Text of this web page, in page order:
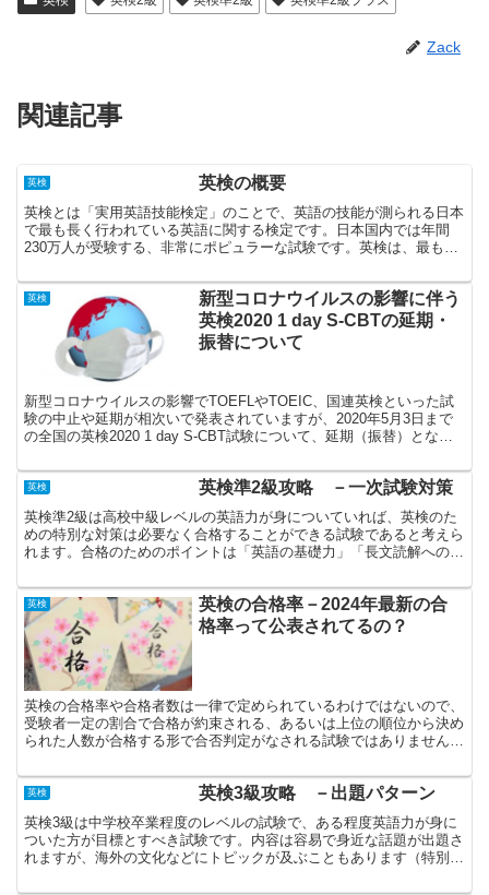
Zack
関連記事
英検 英検の概要
英検とは「実用英語技能検定」のことで、英語の技能が測られる日本
で最も長く行われている英語に関する検定です。日本国内では年間
230万人が受験する、非常にポピュラーな試験です。英検は、最も優
別に分かれています。
英検
新型コロナウイルスの影響に伴う
英検2020 1 day S-CBTの延期・
振替について
新型コロナウイルスの影響でTOEFLやTOEIC、国連英検といった試
験の中止や延期が相次いで発表されていますが、2020年5月3日まで
の全国の英検2020 1 day S-CBT試験について、延期（振替）となる
5月に一次試験が実施される英検第1回検定については、延期・中止
等の発表はなされておりません。
英検 英検準2級攻略 －一次試験対策
英検準2級は高校中級レベルの英語力が身についていれば、英検のた
めの特別な対策は必要なく合格することができる試験であると考えら
れます。合格のためのポイントは「英語の基礎力」「長文読解への慣
英検
英検の合格率－2024年最新の合
格率って公表されてるの？
英検の合格率や合格者数は一律で定められているわけではないので、
受験者一定の割合で合格が約束される、あるいは上位の順位から決め
られた人数が合格する形で合否判定がなされる試験ではありません。
ていきます。年度別に変動はありますが級毎におおよその合格率は一
定です。
英検 英検3級攻略 －出題パターン
英検3級は中学校卒業程度のレベルの試験で、ある程度英語力が身に
ついた方が目標とすべき試験です。内容は容易で身近な話題が出題さ
れますが、海外の文化などにトピックが及ぶこともあります（特別な